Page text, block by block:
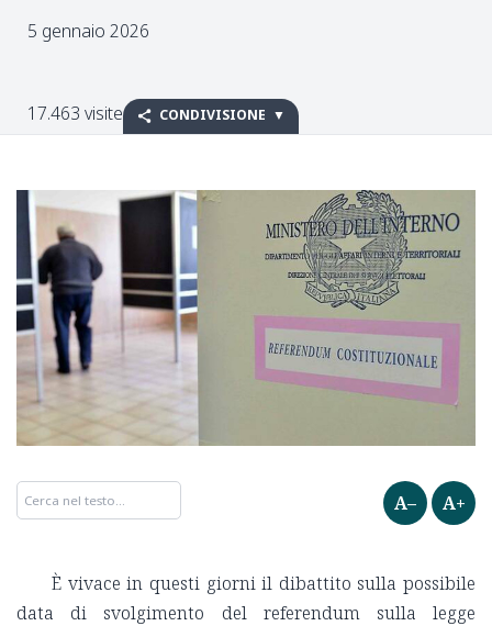
5 gennaio 2026
17.463 visite CONDIVISIONE
A– A+
È vivace in questi giorni il dibattito sulla possibile
data di svolgimento del referendum sulla legge